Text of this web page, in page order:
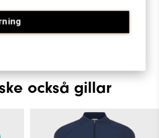
EN RECENSION
också gillar